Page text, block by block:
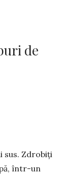
de
sus. Zdro­biți
într-un